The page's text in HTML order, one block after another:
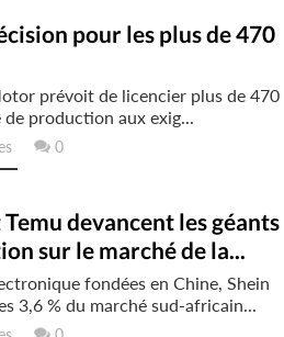
pour les plus de 470
prévoit de licencier plus de 470
production aux exig...
0
devancent les géants
sur le marché de la...
fondées en Chine, Shein
3,6 % du marché sud-africain...